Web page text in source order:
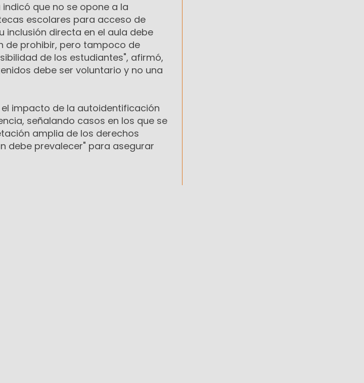
que no se opone a la
escolares para acceso de
inclusión directa en el aula debe
de prohibir, pero tampoco de
de los estudiantes", afirmó,
debe ser voluntario y no una
impacto de la autoidentificación
señalando casos en los que se
amplia de los derechos
debe prevalecer" para asegurar